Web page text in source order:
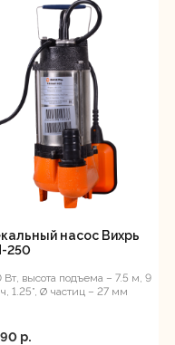
насос Вихрь
250
Вт, высота подъема – 7.5 м, 9
1.25”, Ø частиц – 27 мм
p.
высота
м
Забыли пароль?